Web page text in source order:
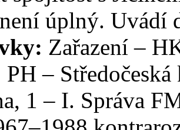
úplný. Uvádí
Zařazení –
–
1 – I. Správa